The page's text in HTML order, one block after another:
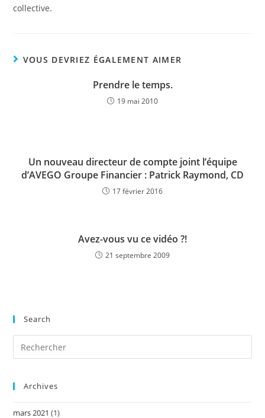
collective.
VOUS DEVRIEZ ÉGALEMENT AIMER
Prendre le temps.
19 mai 2010
Un nouveau directeur de compte joint l’équipe
d’AVEGO Groupe Financier : Patrick Raymond, CD
17 février 2016
Avez-vous vu ce vidéo ?!
21 septembre 2009
Search
Archives
mars 2021 (1)